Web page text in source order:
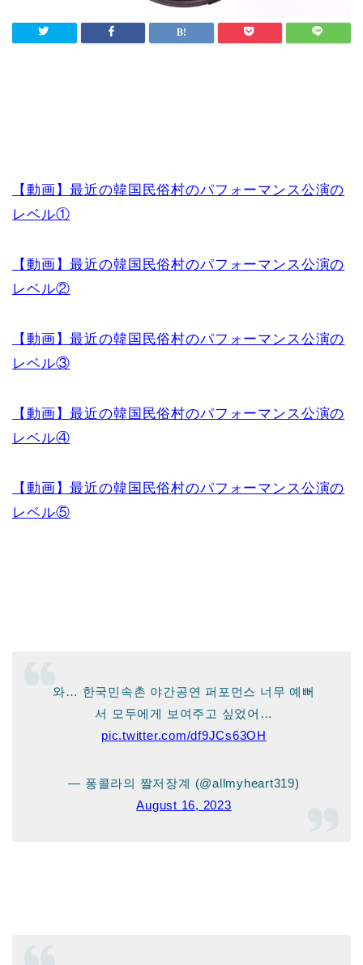
【動画】最近の韓国民俗村のパフォーマンス公演の
レベル①
【動画】最近の韓国民俗村のパフォーマンス公演の
レベル②
【動画】最近の韓国民俗村のパフォーマンス公演の
レベル③
【動画】最近の韓国民俗村のパフォーマンス公演の
レベル④
【動画】最近の韓国民俗村のパフォーマンス公演の
レベル⑤
와… 한국민속촌 야간공연 퍼포먼스 너무 예뻐
서 모두에게 보여주고 싶었어…
pic.twitter.com/df9JCs63OH
— 퐁콜라의 짤저장계 (@allmyheart319)
August 16, 2023